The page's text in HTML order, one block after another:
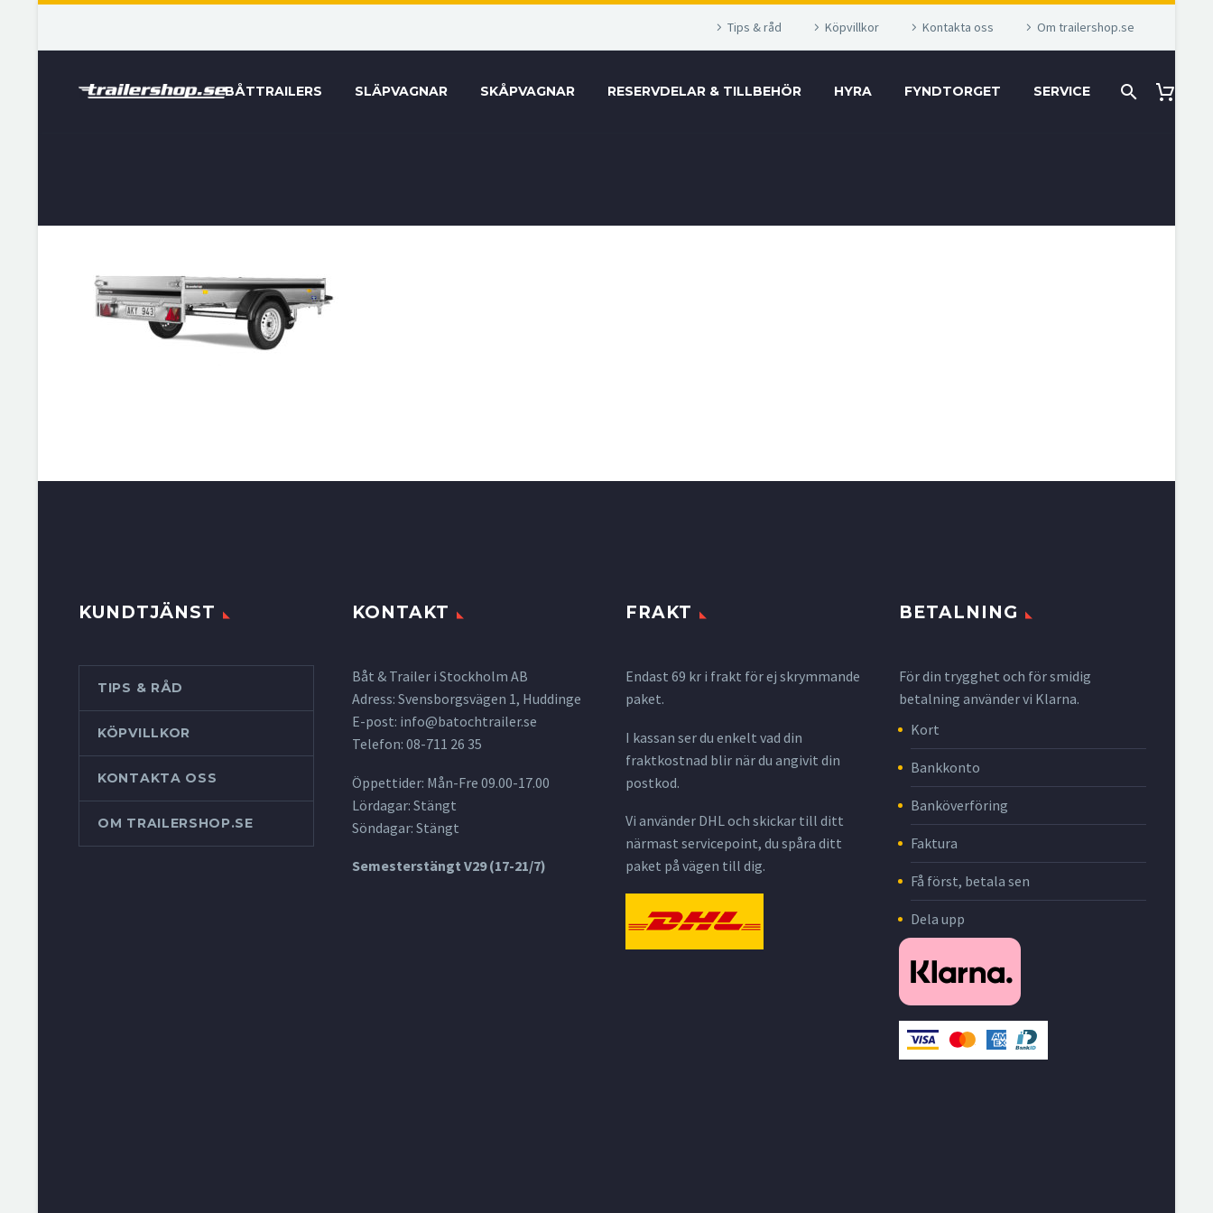
Tips & råd Köpvillkor Kontakta oss Om trailershop.se
BÅTTRAILERS SLÄPVAGNAR SKÅPVAGNAR RESERVDELAR & TILLBEHÖR HYRA FYNDTORGET SERVICE
KUNDTJÄNST
TIPS & RÅD
KÖPVILLKOR
KONTAKTA OSS
OM TRAILERSHOP.SE
KONTAKT
Båt & Trailer i Stockholm AB
Adress: Svensborgsvägen 1, Huddinge
E-post: info@batochtrailer.se
Telefon: 08-711 26 35
Öppettider: Mån-Fre 09.00-17.00
Lördagar: Stängt
Söndagar: Stängt
Semesterstängt V29 (17-21/7)
FRAKT
Endast 69 kr i frakt för ej skrymmande
paket.
I kassan ser du enkelt vad din
fraktkostnad blir när du angivit din
postkod.
Vi använder DHL och skickar till ditt
närmast servicepoint, du spåra ditt
paket på vägen till dig.
BETALNING
För din trygghet och för smidig
betalning använder vi Klarna.
Kort
Bankkonto
Banköverföring
Faktura
Få först, betala sen
Dela upp